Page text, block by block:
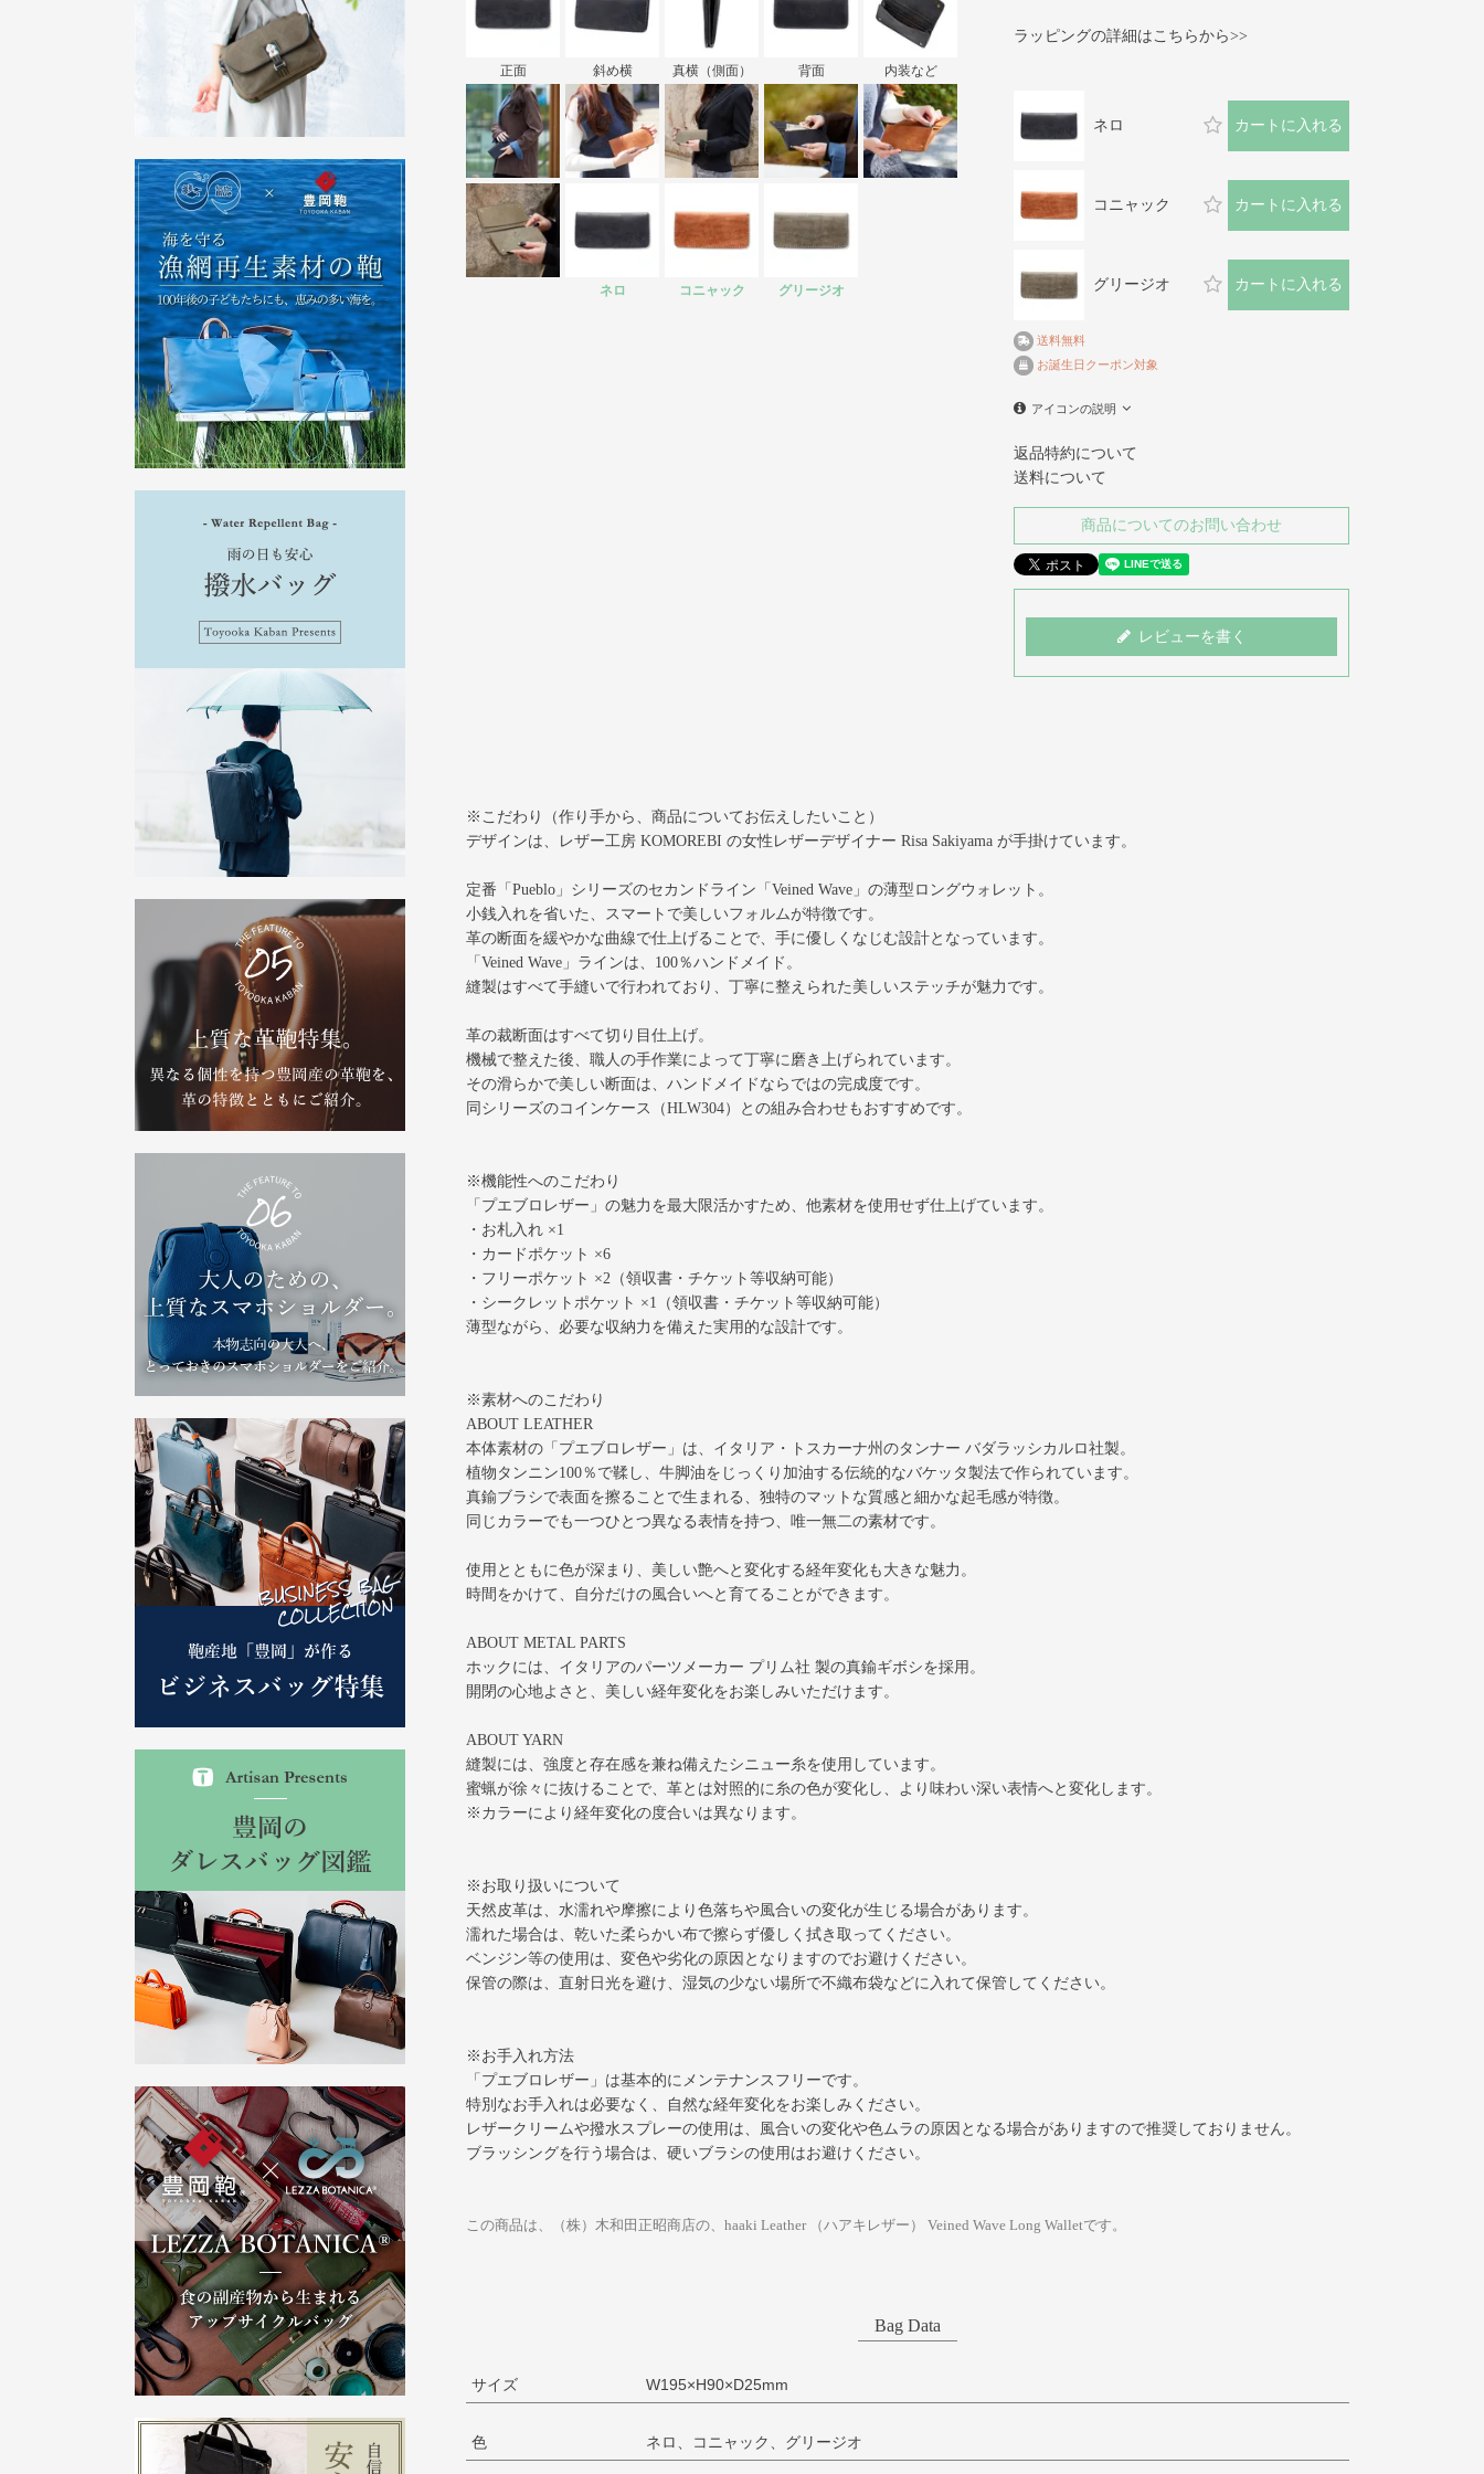
正面 斜め横 真横（側面） 背面 内装など
ネロ コニャック グリージオ
ラッピングの詳細はこちらから>>
ネロ カートに入れる
コニャック カートに入れる
グリージオ カートに入れる
送料無料
お誕生日クーポン対象
アイコンの説明
返品特約について
送料について
商品についてのお問い合わせ
レビューを書く
※こだわり（作り手から、商品についてお伝えしたいこと）
デザインは、レザー工房 KOMOREBI の女性レザーデザイナー Risa Sakiyama が手掛けています。
定番「Pueblo」シリーズのセカンドライン「Veined Wave」の薄型ロングウォレット。
小銭入れを省いた、スマートで美しいフォルムが特徴です。
革の断面を緩やかな曲線で仕上げることで、手に優しくなじむ設計となっています。
「Veined Wave」ラインは、100％ハンドメイド。
縫製はすべて手縫いで行われており、丁寧に整えられた美しいステッチが魅力です。
革の裁断面はすべて切り目仕上げ。
機械で整えた後、職人の手作業によって丁寧に磨き上げられています。
その滑らかで美しい断面は、ハンドメイドならではの完成度です。
同シリーズのコインケース（HLW304）との組み合わせもおすすめです。
※機能性へのこだわり
「プエブロレザー」の魅力を最大限活かすため、他素材を使用せず仕上げています。
・お札入れ ×1
・カードポケット ×6
・フリーポケット ×2（領収書・チケット等収納可能）
・シークレットポケット ×1（領収書・チケット等収納可能）
薄型ながら、必要な収納力を備えた実用的な設計です。
※素材へのこだわり
ABOUT LEATHER
本体素材の「プエブロレザー」は、イタリア・トスカーナ州のタンナー バダラッシカルロ社製。
植物タンニン100％で鞣し、牛脚油をじっくり加油する伝統的なバケッタ製法で作られています。
真鍮ブラシで表面を擦ることで生まれる、独特のマットな質感と細かな起毛感が特徴。
同じカラーでも一つひとつ異なる表情を持つ、唯一無二の素材です。
使用とともに色が深まり、美しい艶へと変化する経年変化も大きな魅力。
時間をかけて、自分だけの風合いへと育てることができます。
ABOUT METAL PARTS
ホックには、イタリアのパーツメーカー プリム社 製の真鍮ギボシを採用。
開閉の心地よさと、美しい経年変化をお楽しみいただけます。
ABOUT YARN
縫製には、強度と存在感を兼ね備えたシニュー糸を使用しています。
蜜蝋が徐々に抜けることで、革とは対照的に糸の色が変化し、より味わい深い表情へと変化します。
※カラーにより経年変化の度合いは異なります。
※お取り扱いについて
天然皮革は、水濡れや摩擦により色落ちや風合いの変化が生じる場合があります。
濡れた場合は、乾いた柔らかい布で擦らず優しく拭き取ってください。
ベンジン等の使用は、変色や劣化の原因となりますのでお避けください。
保管の際は、直射日光を避け、湿気の少ない場所で不織布袋などに入れて保管してください。
※お手入れ方法
「プエブロレザー」は基本的にメンテナンスフリーです。
特別なお手入れは必要なく、自然な経年変化をお楽しみください。
レザークリームや撥水スプレーの使用は、風合いの変化や色ムラの原因となる場合がありますので推奨しておりません。
ブラッシングを行う場合は、硬いブラシの使用はお避けください。
この商品は、（株）木和田正昭商店の、haaki Leather （ハアキレザー） Veined Wave Long Walletです。
Bag Data
サイズ W195×H90×D25mm
色 ネロ、コニャック、グリージオ